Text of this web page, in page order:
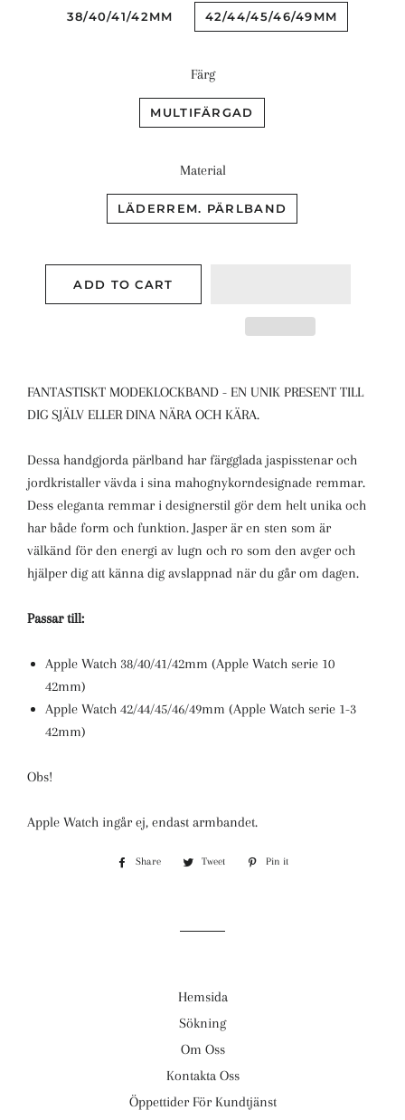
38/40/41/42MM 42/44/45/46/49MM
Färg
MULTIFÄRGAD
Material
LÄDERREM. PÄRLBAND
ADD TO CART
FANTASTISKT MODEKLOCKBAND - EN UNIK PRESENT TILL
DIG SJÄLV ELLER DINA NÄRA OCH KÄRA.
Dessa handgjorda pärlband har färgglada jaspisstenar och
jordkristaller vävda i sina mahognykorndesignade remmar.
Dess eleganta remmar i designerstil gör dem helt unika och
har både form och funktion. Jasper är en sten som är
välkänd för den energi av lugn och ro som den avger och
hjälper dig att känna dig avslappnad när du går om dagen.
Passar till:
Apple Watch 38/40/41/42mm (Apple Watch serie 10
42mm)
Apple Watch 42/44/45/46/49mm (Apple Watch serie 1-3
42mm)
Obs!
Apple Watch ingår ej, endast armbandet.
Share
Share
Tweet
Tweet
Pin it
Hemsida
Sökning
Om Oss
Kontakta Oss
Öppettider För Kundtjänst